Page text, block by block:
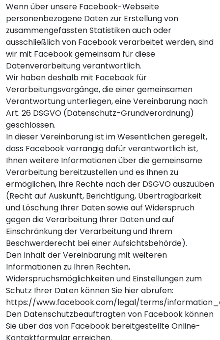
Wenn über unsere Facebook-Webseite
personenbezogene Daten zur Erstellung von
zusammengefassten Statistiken auch oder
ausschließlich von Facebook verarbeitet werden, sind
wir mit Facebook gemeinsam für diese
Datenverarbeitung verantwortlich.
Wir haben deshalb mit Facebook für
Verarbeitungsvorgänge, die einer gemeinsamen
Verantwortung unterliegen, eine Vereinbarung nach
Art. 26 DSGVO (Datenschutz-Grundverordnung)
geschlossen.
In dieser Vereinbarung ist im Wesentlichen geregelt,
dass Facebook vorrangig dafür verantwortlich ist,
Ihnen weitere Informationen über die gemeinsame
Verarbeitung bereitzustellen und es Ihnen zu
ermöglichen, Ihre Rechte nach der DSGVO auszuüben
(Recht auf Auskunft, Berichtigung, Übertragbarkeit
und Löschung Ihrer Daten sowie auf Widerspruch
gegen die Verarbeitung Ihrer Daten und auf
Einschränkung der Verarbeitung und Ihrem
Beschwerderecht bei einer Aufsichtsbehörde).
Den Inhalt der Vereinbarung mit weiteren
Informationen zu Ihren Rechten,
Widerspruchsmöglichkeiten und Einstellungen zum
Schutz Ihrer Daten können Sie hier abrufen:
https://www.facebook.com/legal/terms/
Den Datenschutzbeauftragten von Facebook können
Sie über das von Facebook bereitgestellteOnline-